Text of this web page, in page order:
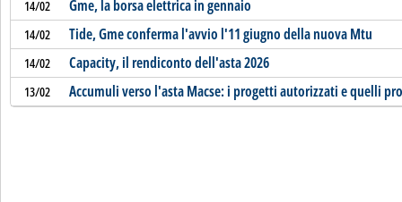
14/02 Gme, la borsa elettrica in gennaio
14/02 Tide, Gme conferma l'avvio l'11 giugno della nuova Mtu
14/02 Capacity, il rendiconto dell'asta 2026
13/02 Accumuli verso l'asta Macse: i progetti autorizzati e quelli